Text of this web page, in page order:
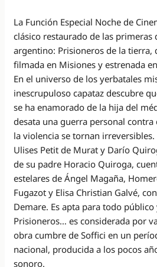
La Función Especial Noche de
clásico restaurado de las primeras
argentino: Prisioneros de la tierra,
filmada en Misiones y estrenada
En el universo de los yerbatales
inescrupuloso capataz descubre
se ha enamorado de la hija del
desata una guerra personal
la violencia se tornan
Ulises Petit de Murat y Darío
de su padre Horacio Quiroga,
estelares de Ángel Magaña,
Fugazot y Elisa Christian Galvé,
Demare. Es apta para todo
Prisioneros… es considerada por
obra cumbre de Soffici en un
nacional, producida a los pocos
sonoro.